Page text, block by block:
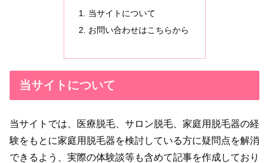
当サイトについて
お問い合わせはこちらから
当サイトについて
当サイトでは、医療脱毛、サロン脱毛、家庭用脱毛器の経
験をもとに家庭用脱毛器を検討している方に疑問点を解消
できるよう、実際の体験談等も含めて記事を作成しており